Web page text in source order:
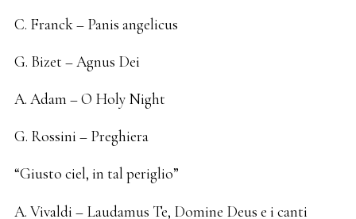
C. Franck – Panis angelicus
G. Bizet – Agnus Dei
A. Adam – O Holy Night
G. Rossini – Preghiera
“Giusto ciel, in tal periglio”
A. Vivaldi – Laudamus Te, Domine Deus e i canti